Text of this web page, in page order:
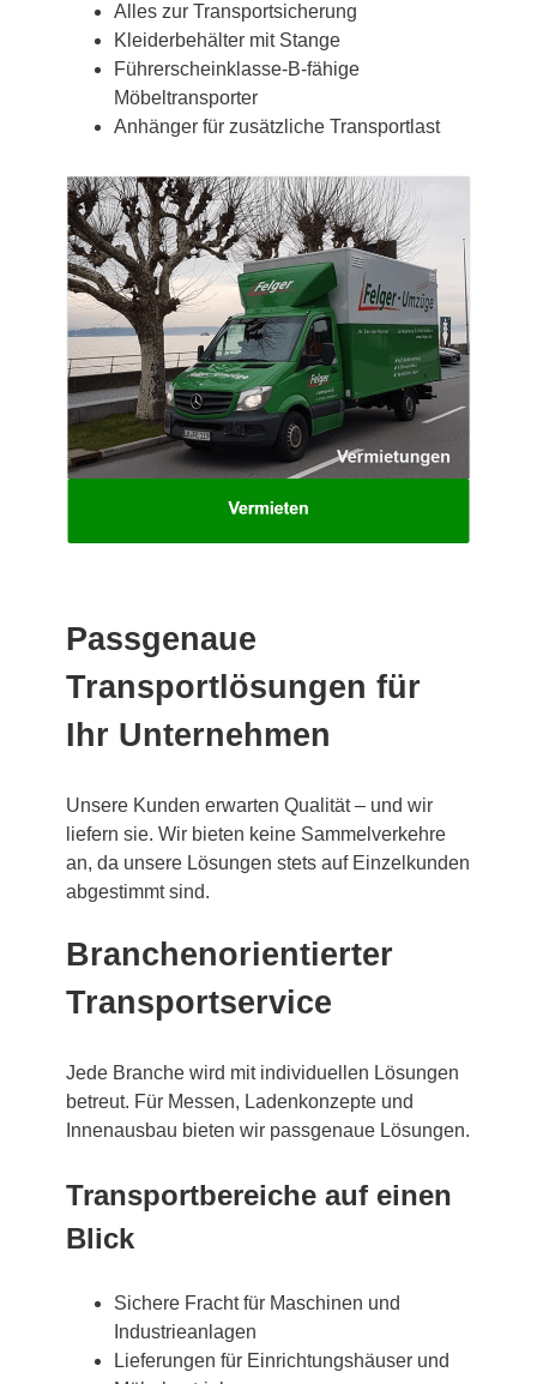
Alles zur Transportsicherung
Kleiderbehälter mit Stange
Führerscheinklasse-B-fähige
Möbeltransporter
Anhänger für zusätzliche Transportlast
Passgenaue
Transportlösungen für
Ihr Unternehmen
Unsere Kunden erwarten Qualität – und wir
liefern sie. Wir bieten keine Sammelverkehre
an, da unsere Lösungen stets auf Einzelkunden
abgestimmt sind.
Branchenorientierter
Transportservice
Jede Branche wird mit individuellen Lösungen
betreut. Für Messen, Ladenkonzepte und
Innenausbau bieten wir passgenaue Lösungen.
Transportbereiche auf einen
Blick
Sichere Fracht für Maschinen und
Industrieanlagen
Lieferungen für Einrichtungshäuser und